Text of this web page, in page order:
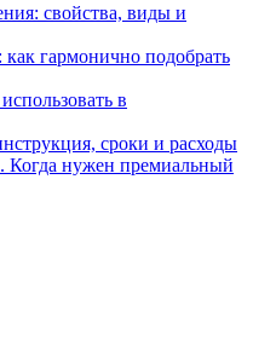
свойства, виды и
гармонично подобрать
в
сроки и расходы
Когда нужен премиальный